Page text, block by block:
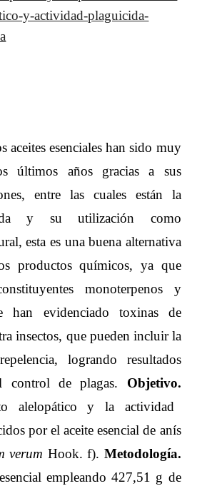
y-actividad-plaguicida-
aceites esenciales han sido muy
últimos años gracias a sus
entre las cuales están la
y su utilización como
esta es una buena alternativa
productos químicos, ya que
monoterpenos y
han evidenciado toxinas de
insectos, que pueden incluir la
logrando resultados
control de plagas. Objetivo.
alelopático y la actividad
por el aceite esencial de anís
verum Hook. f). Metodología.
empleando 427,51 g de